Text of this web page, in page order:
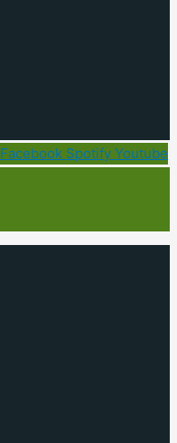
Facebook Spotify Youtube